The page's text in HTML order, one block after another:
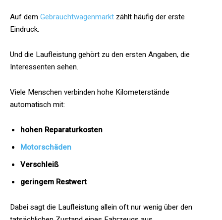
Auf demGebrauchtwagenmarkt zählt häufig der erste
Eindruck.
Und die Laufleistung gehört zu den ersten Angaben, die
Interessenten sehen.
Viele Menschen verbinden hohe Kilometerstände
automatisch mit:
hohen Reparaturkosten
Motorschäden
Verschleiß
geringem Restwert
Dabei sagt die Laufleistung allein oft nur wenig über den